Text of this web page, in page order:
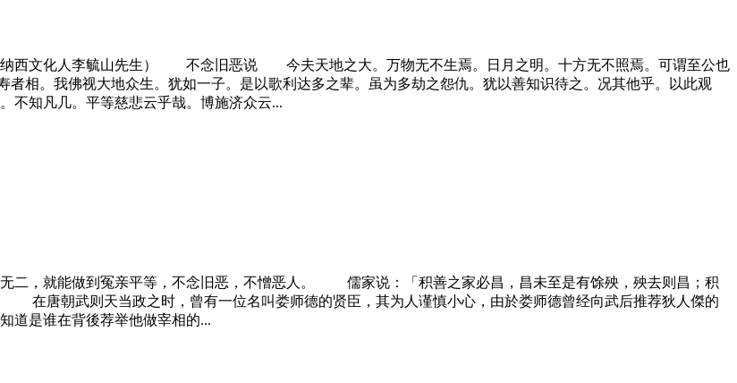
纳西文化人李毓山先生） 不念旧恶说 今夫天地之大。万物无不生焉。日月之明。十方无不照焉。可谓至公也
相。我佛视大地众生。犹如一子。是以歌利达多之辈。虽为多劫之怨仇。犹以善知识待之。况其他乎。以此观
不知凡几。平等慈悲云乎哉。博施济众云...
二，就能做到冤亲平等， 不念旧恶 ， 不憎恶人。 儒家说：「积善之家必昌，昌未至是有馀殃，殃去则昌；积
在唐朝武则天当政之时，曾有一位名叫娄师德的贤臣，其为人谨慎小心，由於娄师德曾经向武后推荐狄人傑的
知道是谁在背後荐举他做宰相的...